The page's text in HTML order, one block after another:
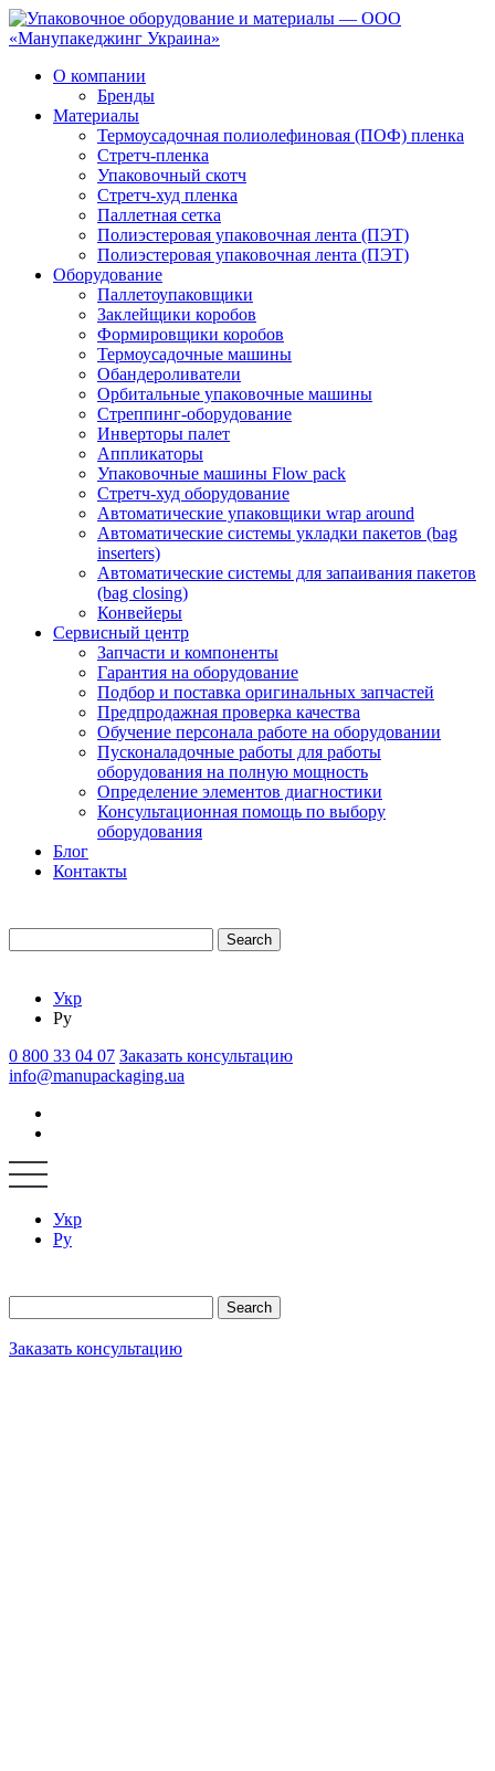
О компании
Бренды
Материалы
Термоусадочная полиолефиновая (ПОФ) пленка
Стретч-пленка
Упаковочный скотч
Стретч-худ пленка
Паллетная сетка
Полиэстеровая упаковочная лента (ПЭТ)
Полиэстеровая упаковочная лента (ПЭТ)
Оборудование
Паллетоупаковщики
Заклейщики коробов
Формировщики коробов
Термоусадочные машины
Обандероливатели
Орбитальные упаковочные машины
Стреппинг-оборудование
Инверторы палет
Аппликаторы
Упаковочные машины Flow pack
Стретч-худ оборудование
Автоматические упаковщики wrap around
Автоматические системы укладки пакетов (bag
inserters)
Автоматические системы для запаивания пакетов
(bag closing)
Конвейеры
Сервисный центр
Запчасти и компоненты
Гарантия на оборудование
Подбор и поставка оригинальных запчастей
Предпродажная проверка качества
Обучение персонала работе на оборудовании
Пусконаладочные работы для работы
оборудования на полную мощность
Определение элементов диагностики
Консультационная помощь по выбору
оборудования
Блог
Контакты
Search
Укр
Ру
0 800 33 04 07 Заказать консультацию
info@manupackaging.ua
Укр
Ру
Search
Заказать консультацию